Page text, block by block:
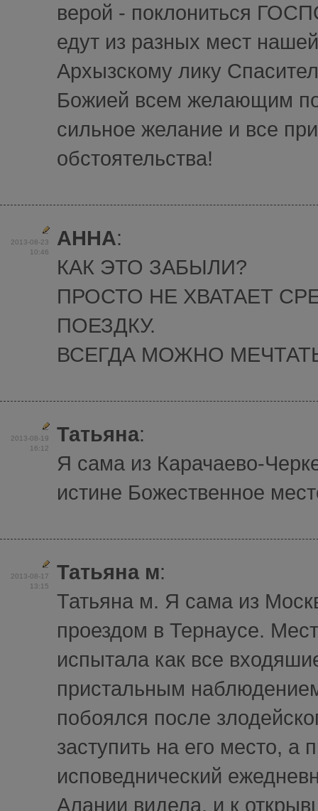
верой - поклониться
едут из разных мест
Архызскому лику
Божией всем желающим
сильное желание и все
обстоятельства!
2013-08-23
10:46
АННА:
КАК ЭТО ЗАБЫЛИ?
ПРОСТО НЕ ХВАТАЕТ
ПОЕЗДКУ.
ВСЕГДА МОЖНО
2013-08-19
16:12
Татьяна:
Я сама из Карачаево-
истине Божественное
2013-08-17
13:15
Татьяна м:
Татьяна м. Я сама из
проездом в Тернаусе.
испытала как все
пристальным
побоялся после
заступить на его место, а
исповеднический
Алании видела, и к